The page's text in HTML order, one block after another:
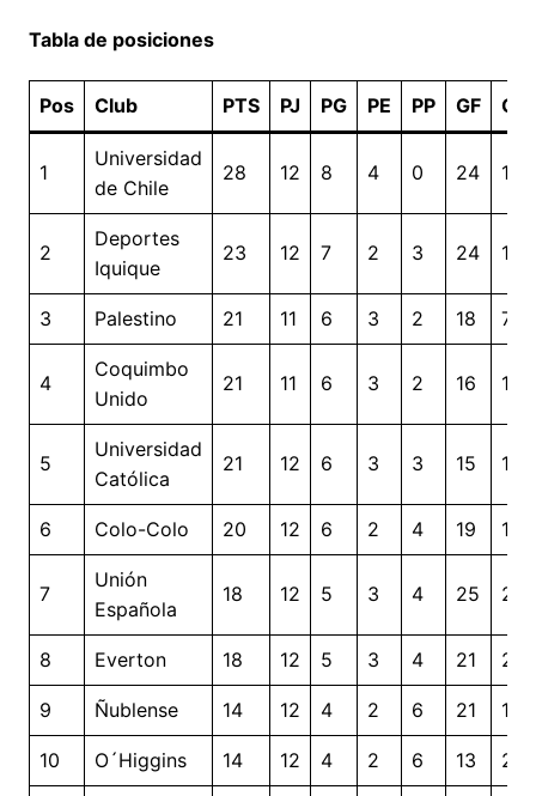
Tabla de posiciones
Pos Club PTS PJ PG PE PP GF GC
1
Universidad
de Chile
28 12 8 4 0 24 10
2
Deportes
Iquique
23 12 7 2 3 24 18
3 Palestino 21 11 6 3 2 18 7
4
Coquimbo
Unido
21 11 6 3 2 16 10
5
Universidad
Católica
21 12 6 3 3 15 11
6 Colo-Colo 20 12 6 2 4 19 12
7
Unión
Española
18 12 5 3 4 25 21
8 Everton 18 12 5 3 4 21 21
9 Ñublense 14 12 4 2 6 21 18
10 O´Higgins 14 12 4 2 6 13 21